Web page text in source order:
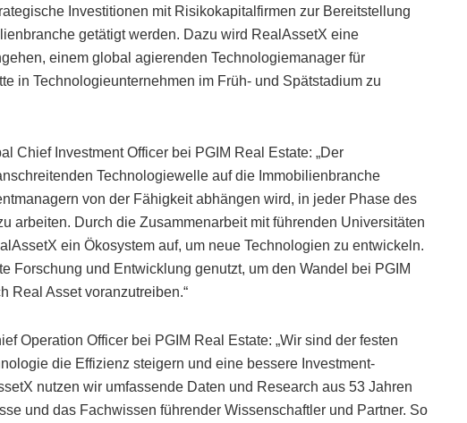
Investitionen mit Risikokapitalfirmen zur Bereitstellung
getätigt werden. Dazu wird RealAssetX eine
einem global agierenden Technologiemanager für
in Technologieunternehmen im Früh- und Spätstadium zu
Chief Investment Officer bei PGIM Real Estate: „Der
Technologiewelle auf die Immobilienbranche
von der Fähigkeit abhängen wird, in jeder Phase des
arbeiten. Durch die Zusammenarbeit mit führenden Universitäten
ein Ökosystem auf, um neue Technologien zu entwickeln.
Forschung und Entwicklung genutzt, um den Wandel bei PGIM
Real Asset voranzutreiben.“
Operation Officer bei PGIM Real Estate: „Wir sind der festen
die Effizienz steigern und eine bessere Investment-
nutzen wir umfassende Daten und Research aus 53 Jahren
und das Fachwissen führender Wissenschaftler und Partner. So